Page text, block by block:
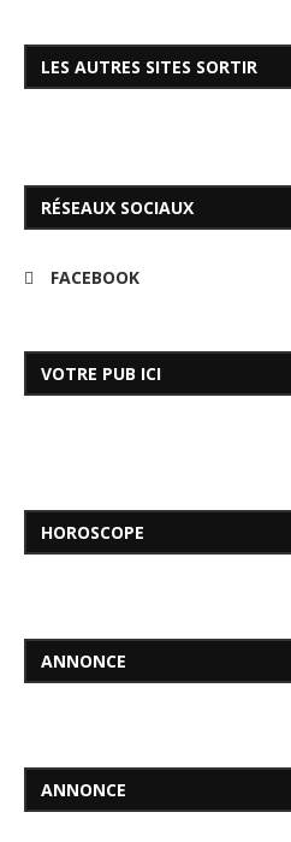
LES AUTRES SITES SORTIR
RÉSEAUX SOCIAUX
FACEBOOK
VOTRE PUB ICI
HOROSCOPE
ANNONCE
ANNONCE